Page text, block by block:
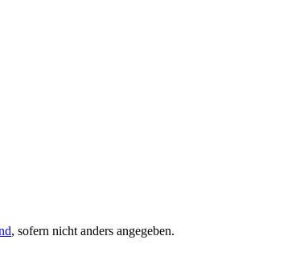
, sofern nicht anders angegeben.